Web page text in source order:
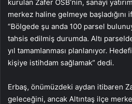
kurulan Zafer OSB’nin, sanayi
merkez haline gelmeye başladığını
“Bölgede şu anda 100 parsel
tahsis edilmiş durumda. Altı
yıl tamamlanması planlanıyor.
kişiye istihdam sağlamak” dedi.
Erbaş, önümüzdeki aydan itibaren
geleceğini, ancak Altıntaş ilçe